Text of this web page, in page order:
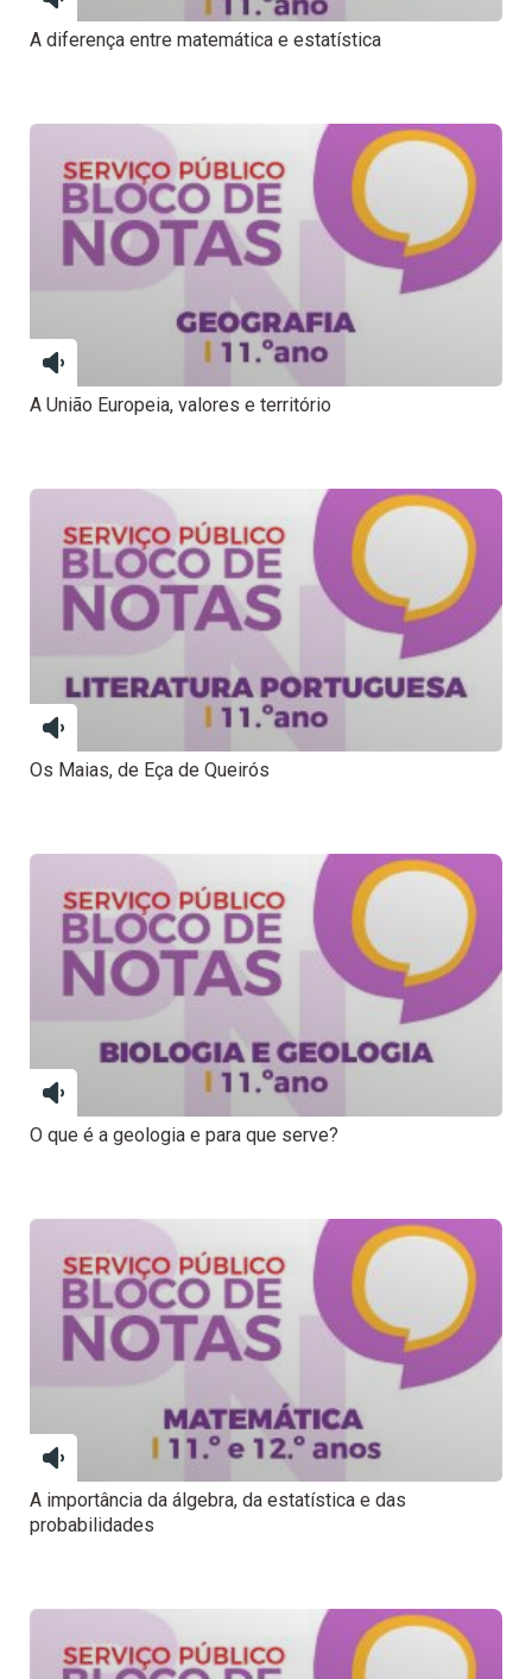
A diferença entre matemática e estatística
A União Europeia, valores e território
Os Maias, de Eça de Queirós
O que é a geologia e para que serve?
A importância da álgebra, da estatística e das
probabilidades